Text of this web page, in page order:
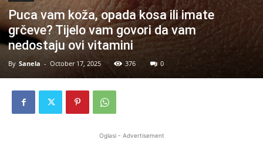
Puca vam koža, opada kosa ili imate
grčeve? Tijelo vam govori da vam
nedostaju ovi vitamini
By Sanela - October 17, 2025 376 0
Oglasi - Advertisement